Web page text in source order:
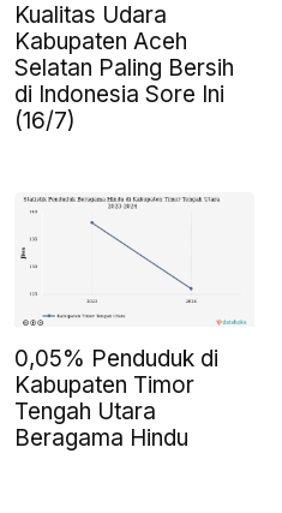
Kualitas Udara
Kabupaten Aceh
Selatan Paling Bersih
di Indonesia Sore Ini
(16/7)
0,05% Penduduk di
Kabupaten Timor
Tengah Utara
Beragama Hindu